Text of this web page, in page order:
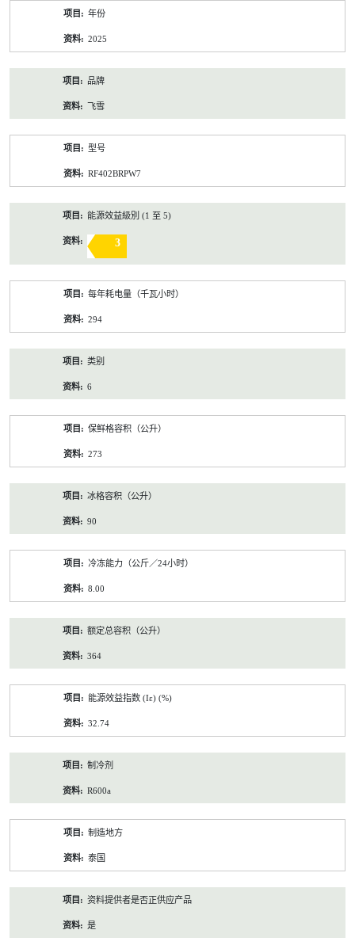
年份
2025
品牌
飞雪
型号
RF402BRPW7
能源效益級別 (1 至 5)
3
每年耗电量（千瓦小时）
294
类别
6
保鲜格容积（公升）
273
冰格容积（公升）
90
冷冻能力（公斤／24小时）
8.00
额定总容积（公升）
364
能源效益指数 (Iε) (%)
32.74
制冷剂
R600a
制造地方
泰国
资料提供者是否正供应产品
是